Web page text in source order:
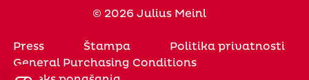
© 2026 Julius Meinl
Press Štampa
Politika privatnosti
General Purchasing Conditions